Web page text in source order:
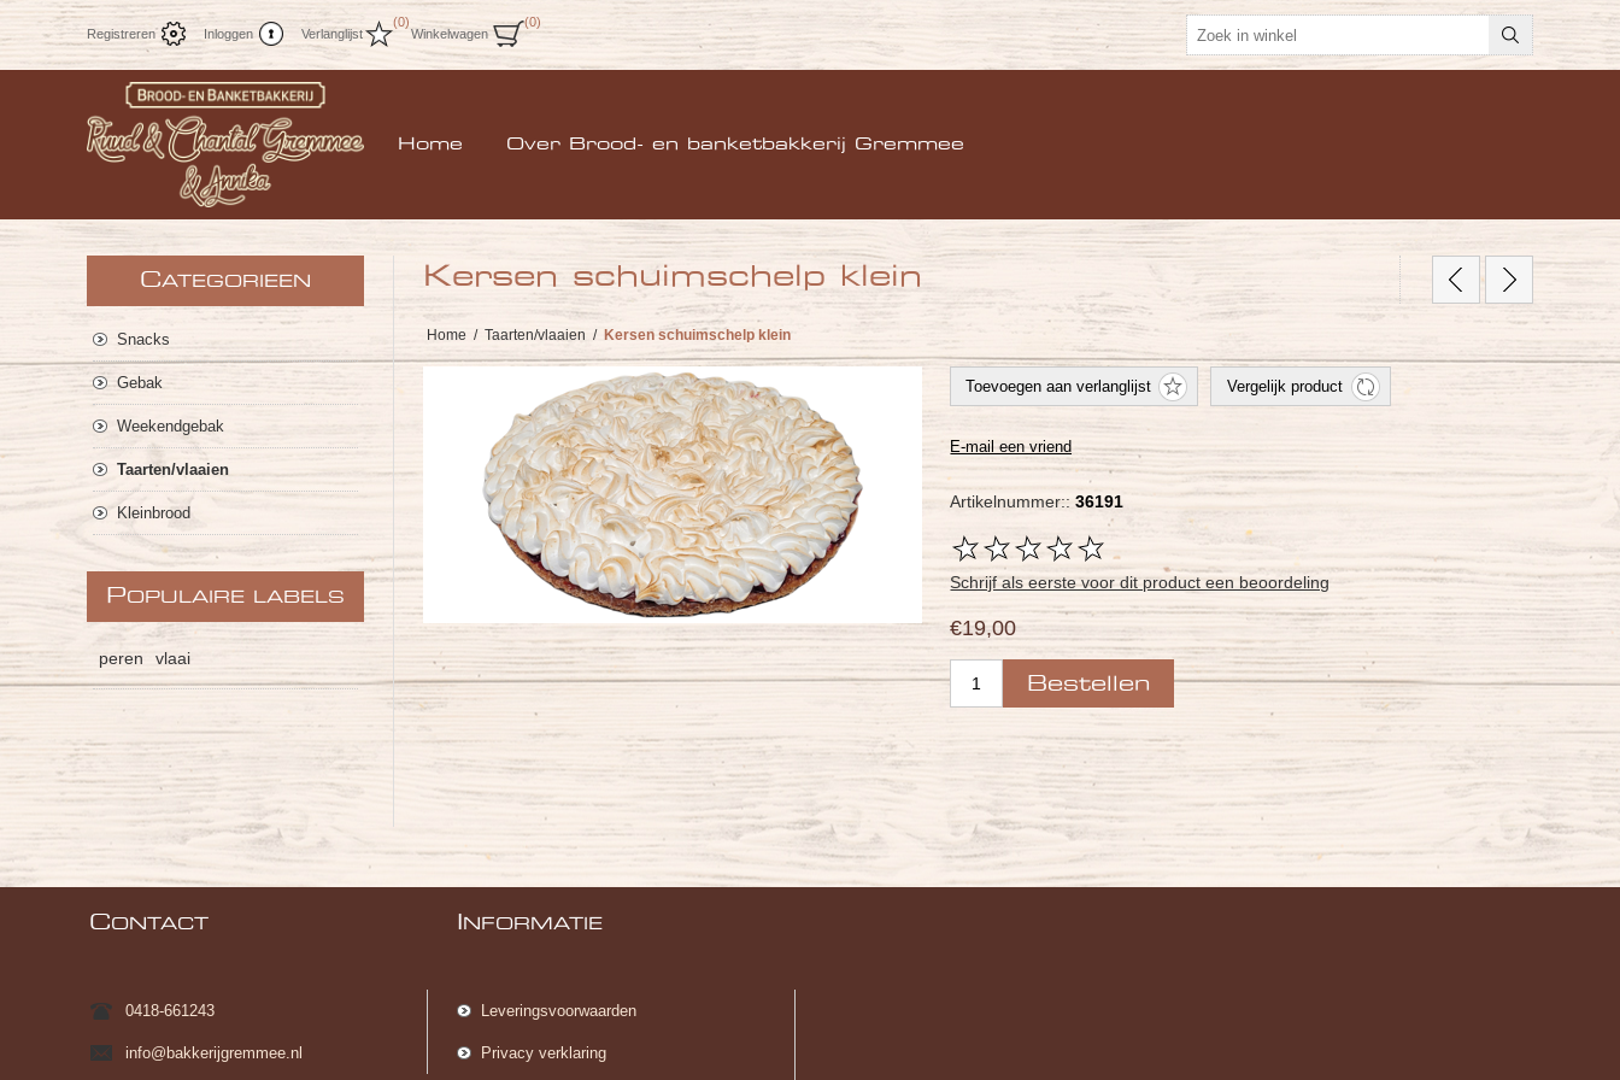
Registreren Inloggen Verlanglijst
(0)
Winkelwagen
(0)
Home Over Brood- en banketbakkerij Gremmee
Kersen schuimschelp klein
Home / Taarten/vlaaien / Kersen schuimschelp klein
Artikelnummer:: 36191
Schrijf als eerste voor dit product een beoordeling
€19,00
CATEGORIEEN
Snacks
Gebak
Weekendgebak
Taarten/vlaaien
Kleinbrood
POPULAIRE LABELS
peren vlaai
CONTACT
0418-661243
info@bakkerijgremmee.nl
NFORMATIE
Leveringsvoorwaarden
Privacy verklaring